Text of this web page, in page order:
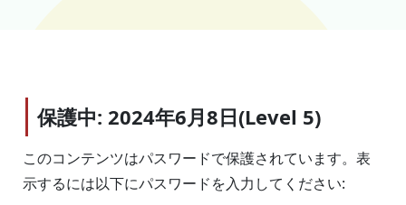
保護中: 2024年6月8日(Level 5)
このコンテンツはパスワードで保護されています。表
示するには以下にパスワードを入力してください: